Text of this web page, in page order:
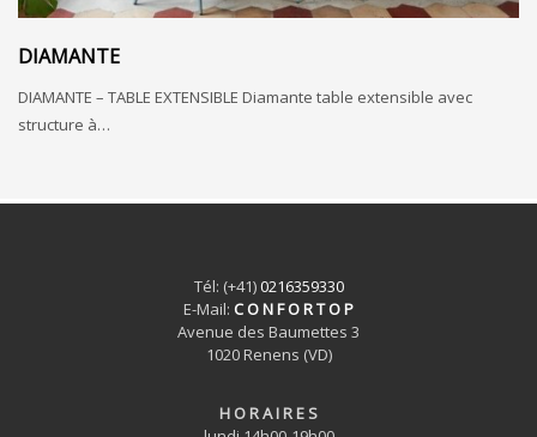
DIAMANTE
DIAMANTE – TABLE EXTENSIBLE Diamante table extensible avec
structure à…
Tél: (+41)0216359330
E-Mail: C O N F O R T O P
Avenue des Baumettes 3
1020 Renens (VD)
H O R A I R E S